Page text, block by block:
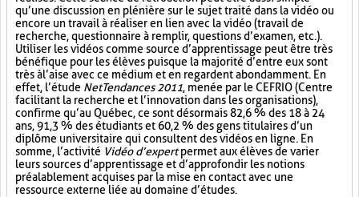
qu’une discussion en plénière sur le sujet traité dans la vidéo ou
encore un travail à réaliser en lien avec la vidéo (travail de
recherche, questionnaire à remplir, questions d’examen, etc.).
Utiliser les vidéos comme source d’apprentissage peut être très
bénéfique pour les élèves puisque la majorité d’entre eux sont
très à l’aise avec ce médium et en regardent abondamment. En
effet, l’étude NetTendances 2011, menée par le CEFRIO (Centre
facilitant la recherche et l’innovation dans les organisations),
confirme qu’au Québec, ce sont désormais 82,6 % des 18 à 24
ans, 91,3 % des étudiants et 60,2 % des gens titulaires d’un
diplôme universitaire qui consultent des vidéos en ligne. En
somme, l’activité Vidéo d’expertpermet aux élèves de varier
leurs sources d’apprentissage et d’approfondir les notions
préalablement acquises par la mise en contact avec une
ressource externe liée au domaine d’études.